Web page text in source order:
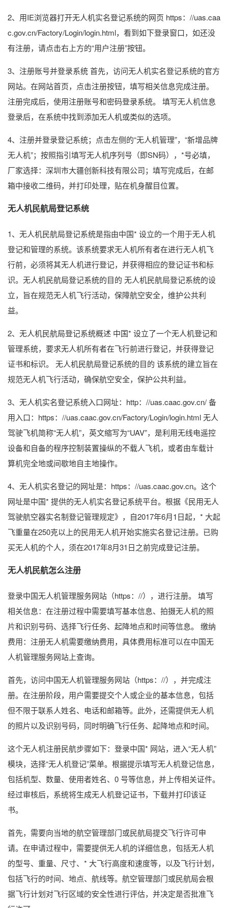
2、用IE浏览器打开无人机实名登记系统的网页 https：//uas.caa
c.gov.cn/Factory/Login/login.html，看到如下登录窗口，如还没
有注册，请点击右上方的“用户注册”按钮。
3、注册账号并登录系统 首先，访问无人机实名登记系统的官方
网站。在网站首页，点击注册按钮，填写相关信息完成注册。
注册完成后，使用注册账号和密码登录系统。 填写无人机信息
登录后，在系统中找到添加无人机或类似的选项。
4、注册并登录登记系统；点击左侧的“无人机管理”，“新增品牌
无人机”；按照指引填写无人机序列号（即SN码），*号必填，
厂家选择：深圳市大疆创新科技有限公司；填写完成后，在邮
箱中接收二维码，并打印处理，贴在机身醒目位置。
无人机民航局登记系统
1、无人机民航局登记系统是指由中国* 设立的一个用于无人机
登记和管理的系统。该系统要求无人机所有者在进行无人机飞
行前，必须将其无人机进行登记，并获得相应的登记证书和标
识。无人机民航局登记系统的目的 无人机民航局登记系统的设
立，旨在规范无人机飞行活动，保障航空安全，维护公共利
益。
2、无人机民航局登记系统概述 中国* 设立了一个无人机登记和
管理系统，要求无人机所有者在飞行前进行登记，并获得登记
证书和标识。 无人机民航局登记系统的目的 该系统的建立旨在
规范无人机飞行活动，确保航空安全，保护公共利益。
3、无人机实名登记系统入口网址：http：//uas.caac.gov.cn/ 备
用入口：https：//uas.caac.gov.cn/Factory/Login/login.html 无人
驾驶飞机简称“无人机”，英文缩写为“UAV”，是利用无线电遥控
设备和自备的程序控制装置操纵的不载人飞机，或者由车载计
算机完全地或间歇地自主地操作。
4、无人机实名登记的网址是：https：//uas.caac.gov.cn。这个
网址是中国* 提供的无人机实名登记系统平台。根据《民用无人
驾驶航空器实名制登记管理规定》，自2017年6月1日起，* 大起
飞重量在250克以上的民用无人机开始实施实名登记注册。已购
买无人机的个人，须在2017年8月31日之前完成登记注册。
无人机民航怎么注册
登录中国无人机管理服务网站（https：//），进行注册。 填写
相关信息：在注册过程中需要填写基本信息、拍摄无人机的照
片和识别号码、选择飞行任务、起降地点和时间等信息。 缴纳
费用：注册无人机需要缴纳费用，具体费用标准可以在中国无
人机管理服务网站上查询。
首先，访问中国无人机管理服务网站（https：//），并完成注
册。在注册阶段，用户需要提交个人或企业的基本信息，包括
但不限于联系人姓名、电话和邮箱等。此外，还需提供无人机
的照片以及识别号码，同时明确飞行任务、起降地点和时间。
这个无人机注册民航步骤如下：登录中国* 网站，进入“无人机”
模块，选择“无人机登记”菜单。根据提示填写无人机登记信息，
包括机型、数量、使用者姓名、0 号等信息，并上传相关证件。
经过审核后，系统将生成无人机登记证书，下载并打印该证
书。
首先，需要向当地的航空管理部门或民航局提交飞行许可申
请。在申请过程中，需要提供无人机的详细信息，包括无人机
的型号、重量、尺寸、* 大飞行高度和速度等，以及飞行计划，
包括飞行的时间、地点、航线等。航空管理部门或民航局会根
据飞行计划对飞行区域的安全性进行评估，并决定是否批准飞